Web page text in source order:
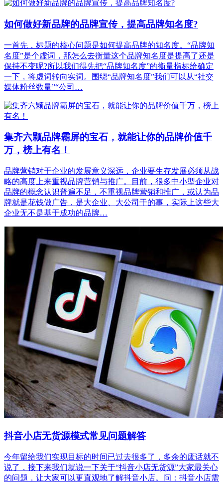
如何做好新品牌的品牌宣传，提高品牌知名度?
一首先，标题的核心问题是如何提高品牌的知名度。“品牌知
名度”是个虚词，那怎么去衡量这个品牌知名度是提高了还是
保持不变呢?所以我们得先把“品牌知名度”的衡量指标给确定
一下，将虚词转向实词。围绕“品牌知名度”我们可以从“社交
媒体粉丝数量”“公司…
集齐六颗品牌霸屏的宝石，就能让你的品牌价值千
万，榜上有名！
品牌营销对于企业的发展意义深远，企业要生存发展必须从战
略的高度上来重视品牌营销与推广。目前，很多中小型企业对
品牌的概念认识普遍不足，不重视品牌营销和推广，或认为品
牌就是花钱做广告，是大企业、大公司干的事，实际上这些大
企业无不是基于成功的品牌…
抖音小店无货源模式常见问题解答
今年留给我们实现目标的时间已过去很多了，多余的废话就不
说了，接下来我们就说一下关于“抖音小店无货源”大家最关心
的问题，让大家可以更直观地了解抖音小店。问：抖音小店需